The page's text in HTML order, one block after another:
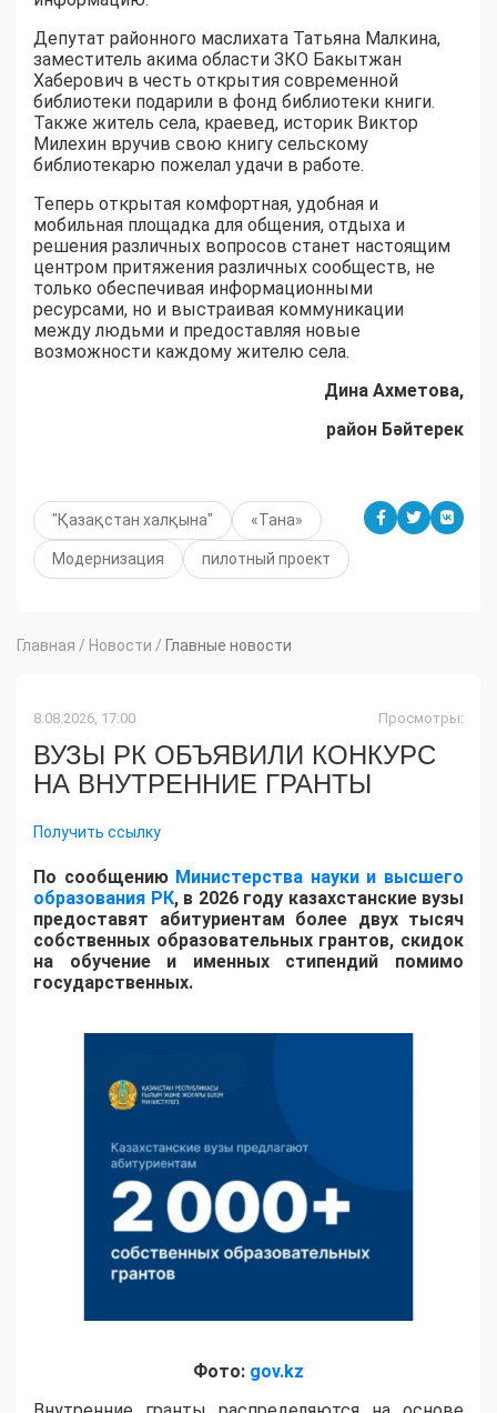
Депутат районного маслихата Татьяна Малкина,
заместитель акима области ЗКО Бакытжан
Хаберович в честь открытия современной
библиотеки подарили в фонд библиотеки книги.
Также житель села, краевед, историк Виктор
Милехин вручив свою книгу сельскому
библиотекарю пожелал удачи в работе.
Теперь открытая комфортная, удобная и
мобильная площадка для общения, отдыха и
решения различных вопросов станет настоящим
центром притяжения различных сообществ, не
только обеспечивая информационными
ресурсами, но и выстраивая коммуникации
между людьми и предоставляя новые
возможности каждому жителю села.
Дина Ахметова,
район Бәйтерек
"Қазақстан халқына" «Тана»
Модернизация пилотный проект
Главная / Новости / Главные новости
8.08.2026, 17:00 Просмотры:
ВУЗЫ РК ОБЪЯВИЛИ КОНКУРС
НА ВНУТРЕННИЕ ГРАНТЫ
Получить ссылку
По сообщению Министерства науки и высшего
образования РК, в 2026 году казахстанские вузы
предоставят абитуриентам более двух тысяч
собственных образовательных грантов, скидок
на обучение и именных стипендий помимо
государственных.
Фото: gov.kz